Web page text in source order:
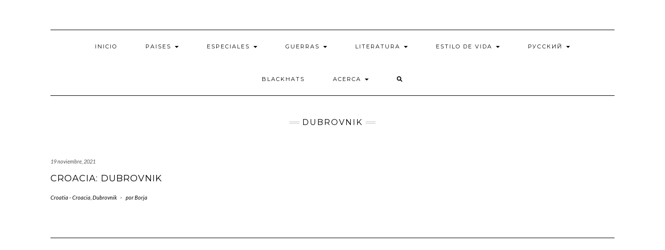
INICIO PAISES ESPECIALES GUERRAS LITERATURA ESTILO DE VIDA РУССКИЙ
BLACKHATS ACERCA
DUBROVNIK
19 noviembre, 2021
CROACIA: DUBROVNIK
Croatia - Croacia Dubrovnik - porBorja